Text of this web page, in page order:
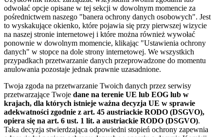
odwołać opcje opisane w tej sekcji w dowolnym momencie za
pośrednictwem naszego "banera ochrony danych osobowych". Jest
to wyskakujące okienko, które pojawia się przy pierwszej wizycie
na naszej stronie internetowej i które można również wywołać
ponownie w dowolnym momencie, klikając "Ustawienia ochrony
danych" w stopce na dole strony internetowej. We wszystkich
przypadkach przetwarzanie danych przeprowadzone do momentu
anulowania pozostaje jednak prawnie uzasadnione.
Twoja zgoda na przetwarzanie Twoich danych przez serwisy
przetwarzające Twoje dane na terenie UE lub EOG lub w
krajach, dla których istnieje ważna decyzja UE w sprawie
adekwatności zgodnie z art. 45 austriackie RODO (DSGVO),
opiera się na art. 6 ust. 1 lit. a austriackie RODO (DSGVO).
Taka decyzja stwierdzająca odpowiedni stopień ochrony zapewnia